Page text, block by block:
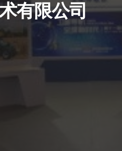
有限公司